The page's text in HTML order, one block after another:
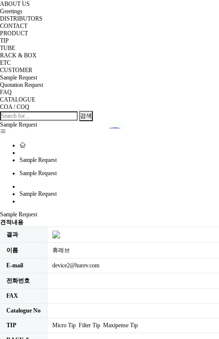
ABOUT US
Greetings
DISTRIBUTORS
CONTACT
PRODUCT
TIP
TUBE
RACK & BOX
ETC
CUSTOMER
Sample Request
Quotation Request
FAQ
CATALOGUE
COA / COQ
검색
Sample Request
Sample Request
Sample Request
Sample Request
Sample Request
견적내용
결과
이름 휴레브
E-mail device2@hurev.com
전화번호
FAX
Catalogue No
TIP Micro Tip Filter Tip Maxipense Tip